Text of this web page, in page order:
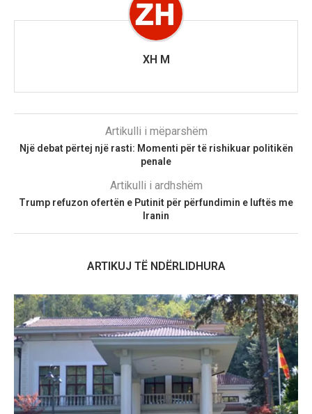
XH M
Artikulli i mëparshëm
Një debat përtej një rasti: Momenti për të rishikuar politikën
penale
Artikulli i ardhshëm
Trump refuzon ofertën e Putinit për përfundimin e luftës me
Iranin
ARTIKUJ TË NDËRLIDHURA